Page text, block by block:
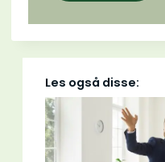
Les også disse: